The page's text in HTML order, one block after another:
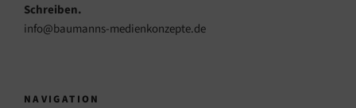
Schreiben.
info@baumanns-medienkonzepte.de
NAVIGATION